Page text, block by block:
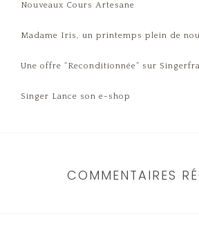
Nouveaux Cours Artesane
Madame Iris, un printemps plein de
Une offre “Reconditionnée” sur
Singer Lance son e-shop
COMMENTAIRES